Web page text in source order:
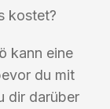
kostet?
kann eine
du mit
dir darüber